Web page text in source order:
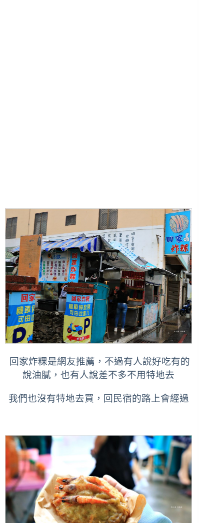
回家炸粿是網友推薦，不過有人說好吃有的
說油膩，也有人說差不多不用特地去
我們也沒有特地去買，回民宿的路上會經過